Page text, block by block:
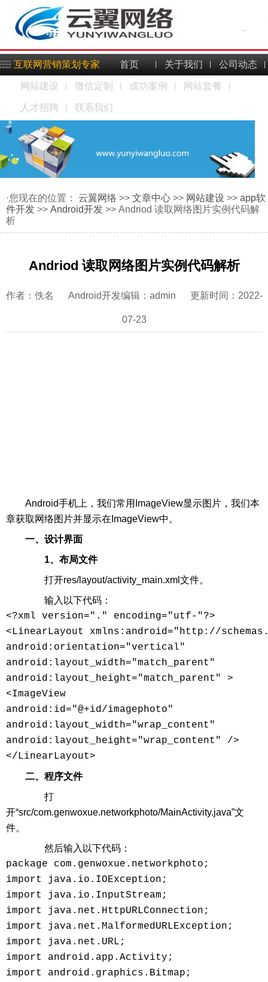
互联网营销策划专家 首页 关于我们 公司动态
网站建设 微信定制 成功案例 网站套餐
人才招聘 联系我们
·您现在的位置： 云翼网络 >> 文章中心 >> 网站建设 >> app软
件开发 >> Android开发 >> Andriod 读取网络图片实例代码解
析
Andriod 读取网络图片实例代码解析
作者：佚名 Android开发编辑：admin 更新时间：2022-
07-23
Android手机上，我们常用ImageView显示图片，我们本
章获取网络图片并显示在ImageView中。
一、设计界面
1、布局文件
打开res/layout/activity_main.xml文件。
输入以下代码：
<?xml version="." encoding="utf-"?>
<LinearLayout xmlns:android="http://
android:orientation="vertical"
android:layout_width="match_parent"
android:layout_height="match_parent" >
<ImageView
android:id="@+id/imagephoto"
android:layout_width="wrap_content"
android:layout_height="wrap_content" />
</LinearLayout>
二、程序文件
打
开“src/com.genwoxue.networkphoto/MainActivity.java”文
件。
然后输入以下代码：
package com.genwoxue.networkphoto;
import java.io.IOException;
import java.io.InputStream;
import java.net.HttpURLConnection;
import java.net.MalformedURLException;
import java.net.URL;
import android.app.Activity;
import android.graphics.Bitmap;